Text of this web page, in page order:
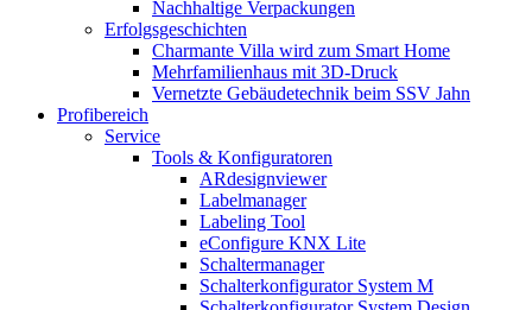
Nachhaltige Verpackungen
Erfolgsgeschichten
Charmante Villa wird zum Smart Home
Mehrfamilienhaus mit 3D-Druck
Vernetzte Gebäudetechnik beim SSV Jahn
Profibereich
Service
Tools & Konfiguratoren
ARdesignviewer
Labelmanager
Labeling Tool
eConfigure KNX Lite
Schaltermanager
Schalterkonfigurator System M